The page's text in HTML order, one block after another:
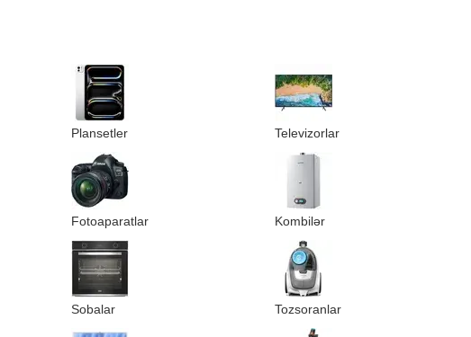
Plansetler Televizorlar
Fotoaparatlar Kombilər
Sobalar Tozsoranlar